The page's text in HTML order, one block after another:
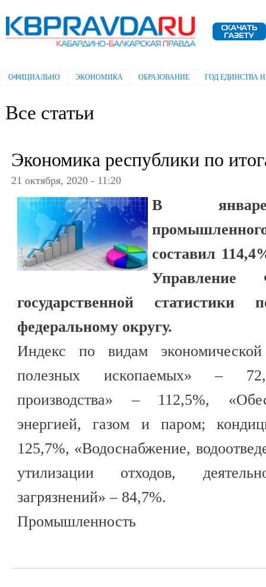
Электронная газета "Кабардино-
Балкарская правда"
Главное меню
ОФИЦИАЛЬНО ЭКОНОМИКА ОБРАЗОВАНИЕ ГОД ЕДИНСТВА
Все статьи
Экономика республики по
21 октября, 2020 - 11:20
В январе-
составил
Управление
государственной статистики
федеральному округу.
Индекс по видам
полезных ископаемых» –
производства» – 112,5%,
энергией, газом и паром;
125,7%, «Водоснабжение,
утилизации отходов,
загрязнений» – 84,7%.
Промышленность